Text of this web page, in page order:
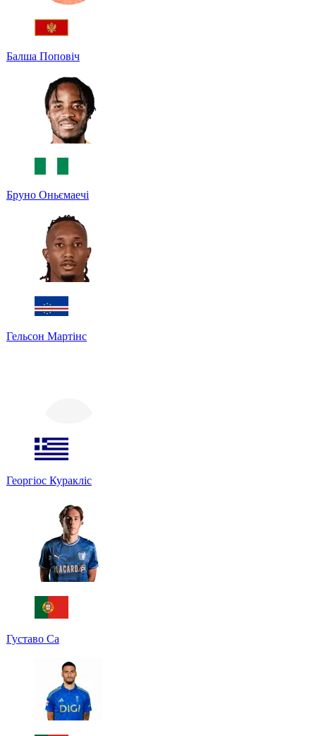
Балша Поповіч
Бруно Оньємаечі
Гельсон Мартінс
Георгіос Куракліс
Густаво Са